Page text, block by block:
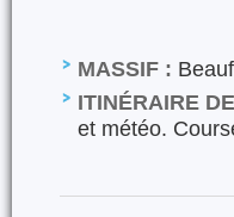
MASSIF :
ITINÉRAIRE
et météo.